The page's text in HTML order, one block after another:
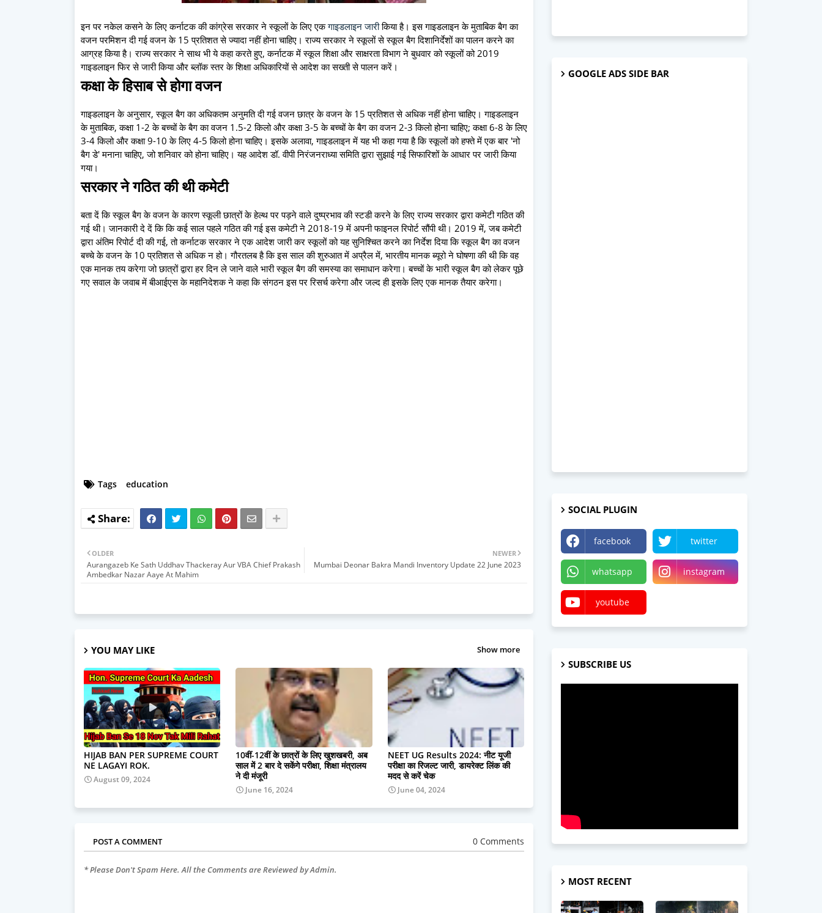
इन पर नकेल कसने के लिए कर्नाटक की कांग्रेस सरकार ने स्कूलों के लिए एकगाइडलाइन जारीकिया है। इस गाइडलाइन के मुताबिक बैग का
वजन परमिशन दी गई वजन के 15 प्रतिशत से ज्यादा नहीं होना चाहिए। राज्य सरकार ने स्कूलों से स्कूल बैग दिशानिर्देशों का पालन करने का
आग्रह किया है। राज्य सरकार ने साथ भी ये कहा करते हुए, कर्नाटक में स्कूल शिक्षा और साक्षरता विभाग ने बुधवार को स्कूलों को 2019
गाइडलाइन फिर से जारी किया और ब्लॉक स्तर के शिक्षा अधिकारियों से आदेश का सख्ती से पालन करें।
कक्षा के हिसाब से होगा वजन
गाइडलाइन के अनुसार, स्कूल बैग का अधिकतम अनुमति दी गई वजन छात्र के वजन के 15 प्रतिशत से अधिक नहीं होना चाहिए। गाइडलाइन
के मुताबिक, कक्षा 1-2 के बच्चों के बैग का वजन 1.5-2 किलो और कक्षा 3-5 के बच्चों के बैग का वजन 2-3 किलो होना चाहिए; कक्षा 6-8 के लिए
3-4 किलो और कक्षा 9-10 के लिए 4-5 किलो होना चाहिए। इसके अलावा, गाइडलाइन में यह भी कहा गया है कि स्कूलों को हफ्ते में एक बार 'नो
बैग डे' मनाना चाहिए, जो शनिवार को होना चाहिए। यह आदेश डॉ. वीपी निरंजनराध्या समिति द्वारा सुझाई गई सिफारिशों के आधार पर जारी किया
गया।
सरकार ने गठित की थी कमेटी
बता दें कि स्कूल बैग के वजन के कारण स्कूली छात्रों के हेल्थ पर पड़ने वाले दुष्प्रभाव की स्टडी करने के लिए राज्य सरकार द्वारा कमेटी गठित की
गई थी। जानकारी दे दें कि कि कई साल पहले गठित की गई इस कमेटी ने 2018-19 में अपनी फाइनल रिपोर्ट सौंपी थी। 2019 में, जब कमेटी
द्वारा अंतिम रिपोर्ट दी की गई, तो कर्नाटक सरकार ने एक आदेश जारी कर स्कूलों को यह सुनिश्चित करने का निर्देश दिया कि स्कूल बैग का वजन
बच्चे के वजन के 10 प्रतिशत से अधिक न हो। गौरतलब है कि इस साल की शुरुआत में अप्रैल में, भारतीय मानक ब्यूरो ने घोषणा की थी कि वह
एक मानक तय करेगा जो छात्रों द्वारा हर दिन ले जाने वाले भारी स्कूल बैग की समस्या का समाधान करेगा। बच्चों के भारी स्कूल बैग को लेकर पूछे
गए सवाल के जवाब में बीआईएस के महानिदेशक ने कहा कि संगठन इस पर रिसर्च करेगा और जल्द ही इसके लिए एक मानक तैयार करेगा।
Tags education
NEWER
Mumbai Deonar Bakra Mandi Inventory Update 22 June 2023
OLDER
Aurangazeb Ke Sath Uddhav Thackeray Aur VBA Chief Prakash
Ambedkar Nazar Aaye At Mahim
YOU MAY LIKE Show more
HIJAB BAN PER SUPREME COURT
NE LAGAYI ROK.
August 09, 2024
10वीं-12वीं के छात्रों के लिए खुशखबरी, अब
साल में 2 बार दे सकेंगे परीक्षा, शिक्षा मंत्रालय
ने दी मंजूरी
June 16, 2024
NEET UG Results 2024: नीट यूजी
परीक्षा का रिजल्ट जारी, डायरेक्ट लिंक की
मदद से करें चेक
June 04, 2024
POST A COMMENT 0 Comments
* Please Don't Spam Here. All the Comments are Reviewed by Admin.
GOOGLE ADS SIDE BAR
SOCIAL PLUGIN
facebook twitter
whatsapp instagram
youtube
SUBSCRIBE US
MOST RECENT